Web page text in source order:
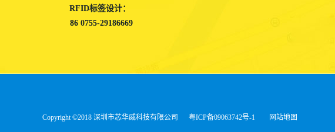
RFID标签设计：
86 0755-29186669
Copyright ©2018 深圳市芯华威科技有限公司 粤ICP备09063742号-1 网站地图